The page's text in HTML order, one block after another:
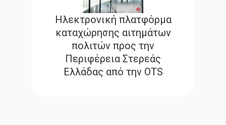
Ηλεκτρονική πλατφόρμα
καταχώρησης αιτημάτων
πολιτών προς την
Περιφέρεια Στερεάς
Ελλάδας από την OTS